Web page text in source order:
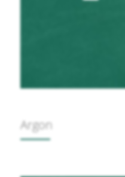
Argon